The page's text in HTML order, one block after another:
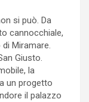
si può. Da
cannocchiale,
Miramare.
Giusto.
la
un progetto
il palazzo